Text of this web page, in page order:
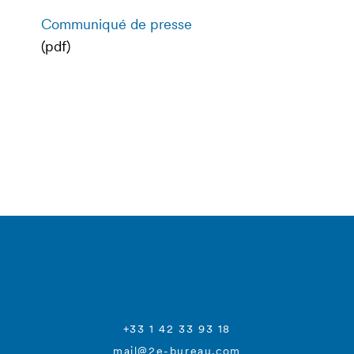
Communiqué de presse
(pdf)
+33 1 42 33 93 18
mail@2e-bureau.com